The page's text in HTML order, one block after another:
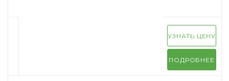
УЗНАТЬ ЦЕНУ
ПОДРОБНЕЕ